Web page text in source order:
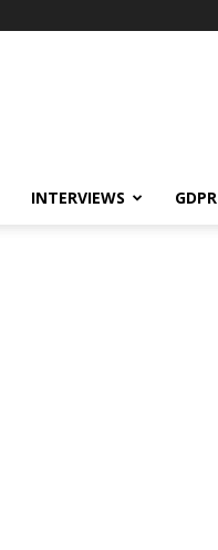
INTERVIEWS GDPR